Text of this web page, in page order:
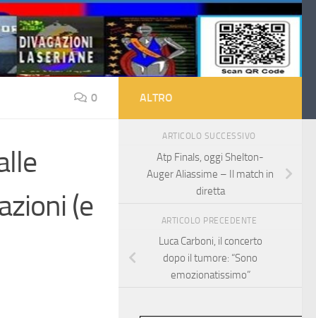
0
(e
ALTRO
ARTICOLO SUCCESSIVO
Atp Finals, oggi Shelton-
Auger Aliassime – Il match in
diretta
ARTICOLO PRECEDENTE
Luca Carboni, il concerto
dopo il tumore: “Sono
emozionatissimo”